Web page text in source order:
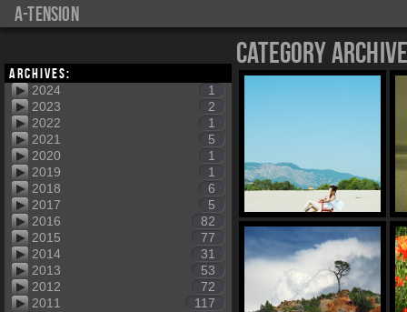
a-tension
Archives:
2024
1
2023
2
2022
1
2021
5
2020
1
2019
1
2018
6
2017
5
2016
82
2015
77
2014
31
2013
53
2012
72
2011
117
Category